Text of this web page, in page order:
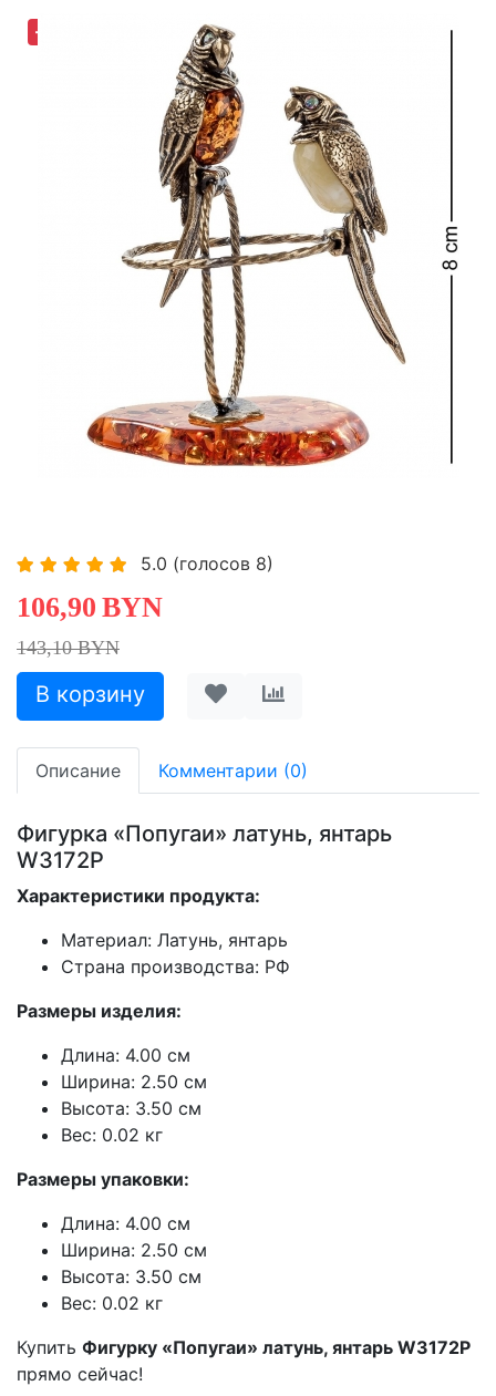
-25,30%
5.0 (голосов 8)
106,90 BYN
143,10 BYN
Описание Комментарии (0)
Фигурка «Попугаи» латунь, янтарь
W3172P
Характеристики продукта:
Материал: Латунь, янтарь
Страна производства: РФ
Размеры изделия:
Длина: 4.00 см
Ширина: 2.50 см
Высота: 3.50 см
Вес: 0.02 кг
Размеры упаковки:
Длина: 4.00 см
Ширина: 2.50 см
Высота: 3.50 см
Вес: 0.02 кг
Купить Фигурку «Попугаи» латунь, янтарь W3172P
прямо сейчас!